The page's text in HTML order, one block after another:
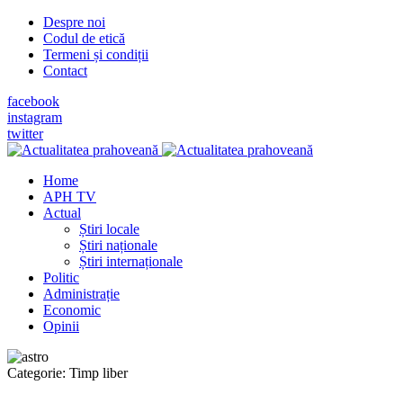
Despre noi
Codul de etică
Termeni și condiții
Contact
facebook
instagram
twitter
Home
APH TV
Actual
Știri locale
Știri naționale
Știri internaționale
Politic
Administrație
Economic
Opinii
Categorie: Timp liber